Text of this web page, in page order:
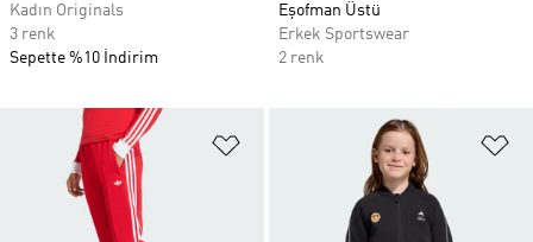
Kadın Originals
3 renk
Sepette %10 İndirim
Eşofman Üstü
Erkek Sportswear
2 renk
Favori Listesine Ekle